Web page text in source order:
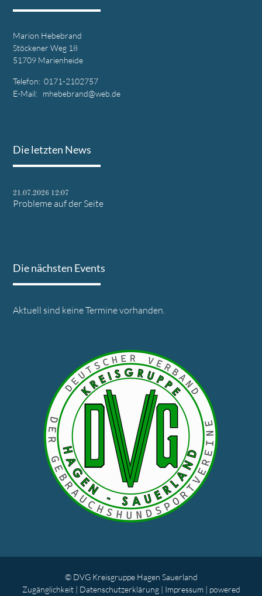
Marion Hebebrand
Stöckener Weg 18
51709 Marienheide
Telefon: 0171-2102757
E-Mail: mhebebrand@web.de
Die letzten News
21.07.2026 12:07
Probleme auf der Seite
Die nächsten Events
Aktuell sind keine Termine vorhanden.
© DVG Kreisgruppe Hagen Sauerland
Zugänglichkeit| Datenschutz­erklärung| Impressum| powered